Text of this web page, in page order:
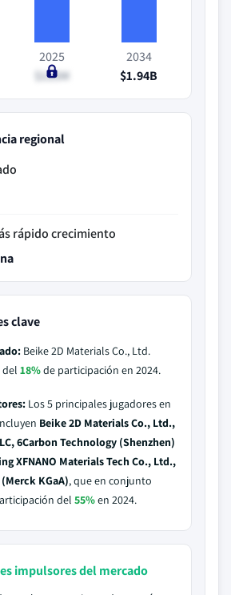
2025
$125M
2034
$1.94B
regional
rápido crecimiento
clave
Beike 2D Materials Co., Ltd.
del 18%de participación en 2024.
Los 5 principales jugadores en
Beike 2D Materials Co., Ltd.,
6Carbon Technology (Shenzhen)
XFNANO Materials Tech Co., Ltd.,
KGaA), que en conjunto
del 55%en 2024.
impulsores del mercado